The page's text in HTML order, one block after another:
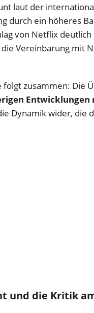
laut der
durch ein höheres
von Netflix
Vereinbarung mit
folgt zusammen: Die
Entwicklungen
Dynamik wider, die
und die Kritik